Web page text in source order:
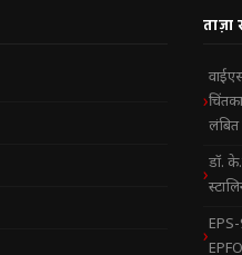
ताज़ा
लंबित
डॉ.